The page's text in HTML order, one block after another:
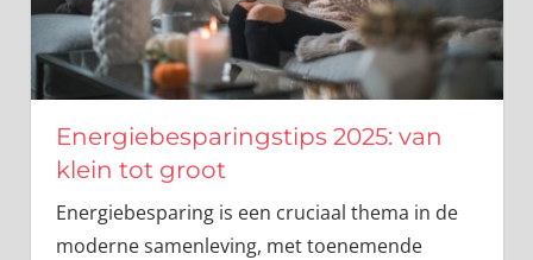
Energiebesparingstips 2025: van
klein tot groot
Energiebesparing is een cruciaal thema in de
moderne samenleving, met toenemende